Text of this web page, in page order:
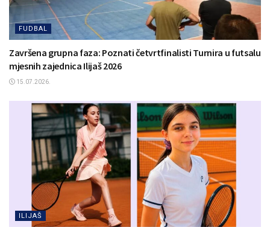
FUDBAL
Završena grupna faza: Poznati četvrtfinalisti Turnira u futsalu
mjesnih zajednica Ilijaš 2026
15.07.2026.
ILIJAŠ